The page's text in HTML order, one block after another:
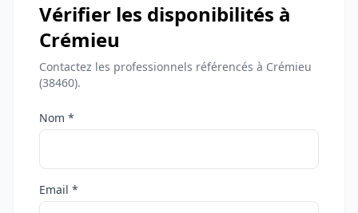
Vérifier les disponibilités à
Crémieu
Contactez les professionnels référencés à Crémieu
(38460).
Nom *
Email *